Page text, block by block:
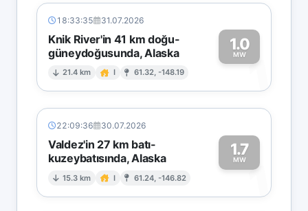
18:33:35 31.07.2026
Knik River'in 41 km doğu-
güneydoğusunda, Alaska
21.4 km I 61.32, -148.19
1.0
MW1
22:09:36 30.07.2026
Valdez'in 27 km batı-
kuzeybatısında, Alaska
15.3 km I 61.24, -146.82
1.7
MW1